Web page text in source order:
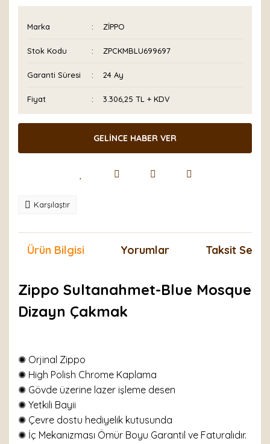
Marka ZİPPO
Stok Kodu ZPCKMBLU699697
Garanti Süresi 24 Ay
Fiyat 3.306,25 TL + KDV
GELİNCE HABER VER
Karşılaştır
Ürün Bilgisi Yorumlar Taksit
Zippo Sultanahmet-Blue Mosque
Dizayn Çakmak
✺ Orjinal Zippo
✺ High Polish Chrome Kaplama
✺ Gövde üzerine lazer işleme desen
✺ Yetkili Bayii
✺ Çevre dostu hediyelik kutusunda
✺ İç Mekanizması Ömür Boyu Garantil ve Faturalıdır.